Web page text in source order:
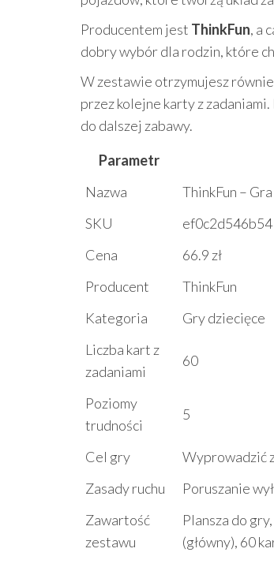
Producentem jest ThinkFun, a
dobry wybór dla rodzin, które
W zestawie otrzymujesz
przez kolejne karty z
do dalszej zabawy.
Parametr
Nazwa
ThinkFun –
SKU
ef0c2d546b54
Cena
66.9 zł
Producent
ThinkFun
Kategoria
Gry dziecięce
Liczba kart z
zadaniami
60
Poziomy
trudności
5
Cel gry
Wyprowadzić
Zasady ruchu
Poruszanie
Zawartość
zestawu
Plansza do
(główny), 60